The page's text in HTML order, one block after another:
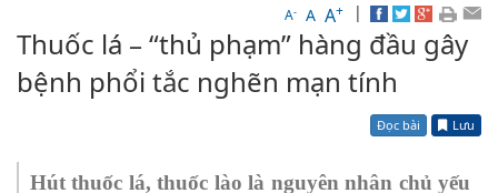
A- A A+ |
Thuốc lá – “thủ phạm” hàng đầu gây
bệnh phổi tắc nghẽn mạn tính
Đọc bài Lưu
Hút thuốc lá, thuốc lào là nguyên nhân chủ yếu